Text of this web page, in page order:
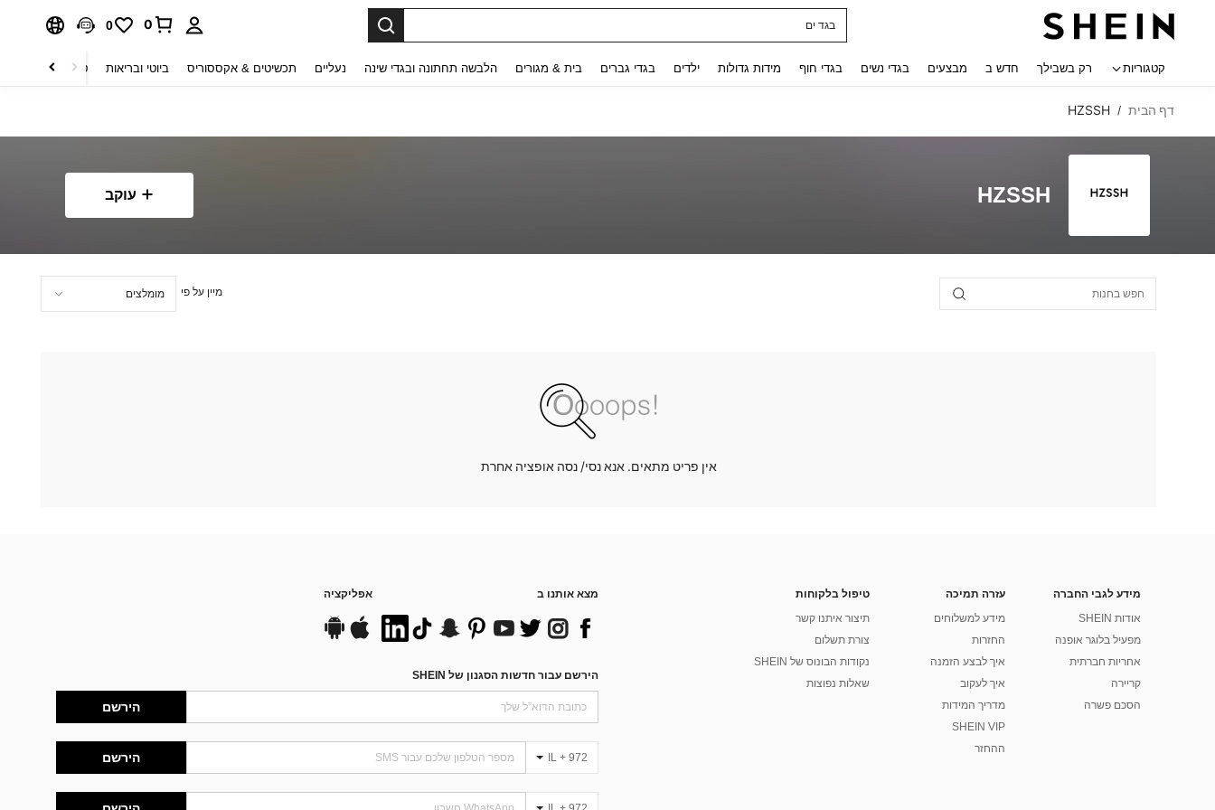
בגד ים
0
0
קטגוריות רק בשבילך חדש ב מבצעים בגדי נשים בגדי חוף מידות גדולות ילדים בגדי גברים בית & מגורים הלבשה תחתונה ובגדי שינה נעליים תכשיטים & אקססוריס ביוטי ובריאות טקסטיל לבית
דף הבית /
HZSSH
HZSSH עוקב
מיין על פי
אין פריט מתאים. אנא נסי/ נסה אופציה אחרת
מידע לגבי החברה
אודות SHEIN
מפעיל בלוגר אופנה
אחריות חברתית
קריירה
הסכם פשרה
עזרה תמיכה
מידע למשלוחים
החזרות
איך לבצע הזמנה
איך לעקוב
מדריך המידות
SHEIN VIP
ההחזר
טיפול בלקוחות
תיצור איתנו קשר
צורת תשלום
נקודות הבונוס של SHEIN
שאלות נפוצות
מצא אותנו ב אפליקציה
הירשם עבור חדשות הסגנון של SHEIN
הירשם
IL + 972 הירשם